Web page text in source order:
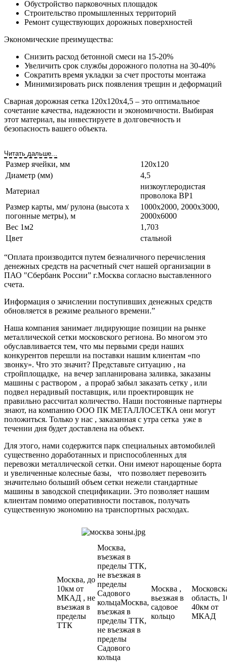
Обустройство парковочных площадок
Строительство промышленных территорий
Ремонт существующих дорожных поверхностей
Экономические преимущества:
Снизить расход бетонной смеси на 15-20%
Увеличить срок службы дорожного полотна на 30-40%
Сократить время укладки за счет простоты монтажа
Минимизировать риск появления трещин и деформаций
Сварная дорожная сетка 120х120х4,5 – это оптимальное
сочетание качества, надежности и экономичности. Выбирая
этот материал, вы инвестируете в долговечность и
безопасность вашего объекта.
Читать дальше...
Размер ячейки, мм
120х120
Диаметр (мм)
4,5
Материал
низкоуглеродистая
проволока ВР1
Размер карты, мм/ рулона (высота х
погонные метры), м
1000х2000, 2000х3000,
2000х6000
Вес 1м2
1,703
Цвет
стальной
“Оплата производится путем безналичного перечисления
денежных средств на расчетный счет нашей организации в
ПАО "Сбербанк России” г.Москва согласно выставленного
счета.
Информация о зачислении поступивших денежных средств
обновляется в режиме реального времени.”
Наша компания занимает лидирующие позиции на рынке
металлической сетки московского региона. Во многом это
обуславливается тем, что мы первыми среди наших
конкурентов перешли на поставки нашим клиентам «по
звонку». Что это значит? Представьте ситуацию , на
стройплощадке, на вечер запланирована заливка, заказаны
машины с раствором , а прораб забыл заказать сетку , или
подвел нерадивый поставщик, или проектировщик не
правильно рассчитал количество. Наши постоянные партнеры
знают, на компанию ООО ПК МЕТАЛЛОСЕТКА они могут
положиться. Только у нас , заказанная с утра сетка уже в
течении дня будет доставлена на объект.
Для этого, нами содержится парк специальных автомобилей
существенно доработанных и приспособленных для
перевозки металлической сетки. Они имеют нарощеные борта
и увеличенные колесные базы, что позволяет перевозить
значительно больший объем сетки нежели стандартные
машины в заводской спецификации. Это позволяет нашим
клиентам помимо оперативности поставок, получать
существенную экономию на транспортных расходах.
Москва, до
10км от
МКАД , не
въезжая в
пределы
ТТК
Москва,
въезжая в
пределы ТТК,
не въезжая в
пределы
Садового
кольцаМосква,
въезжая в
пределы ТТК,
не въезжая в
пределы
Садового
кольца
Москва ,
вьезжая в
садовое
кольцо
область,
40км от
МКАД